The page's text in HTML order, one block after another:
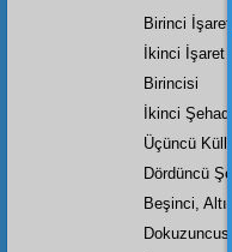
Birinci İşaret
İkinci İşaret
Birincisi
İkinci
Üçüncü Küllî
Dördüncü
Beşinci,
Dokuzuncusu